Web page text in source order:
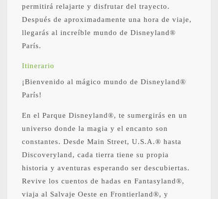
permitirá relajarte y disfrutar del trayecto.
Después de aproximadamente una hora de viaje,
llegarás al increíble mundo de Disneyland®
París.
Itinerario
¡Bienvenido al mágico mundo de Disneyland®
París!
En el Parque Disneyland®, te sumergirás en un
universo donde la magia y el encanto son
constantes. Desde Main Street, U.S.A.® hasta
Discoveryland, cada tierra tiene su propia
historia y aventuras esperando ser descubiertas.
Revive los cuentos de hadas en Fantasyland®,
viaja al Salvaje Oeste en Frontierland®, y